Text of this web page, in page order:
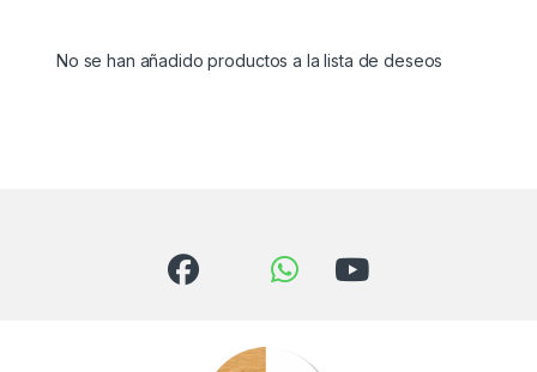
No se han añadido productos a la lista de deseos